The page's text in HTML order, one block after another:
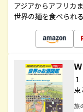
アジアからアフリカ
世界の麺を食べられ
束
旅